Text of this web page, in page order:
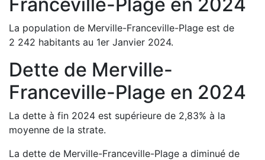
La population de Merville-Franceville-Plage est de
2 242 habitants au 1er Janvier 2024.
Dette de Merville-
Franceville-Plage en 2024
La dette à fin 2024 est supérieure de 2,83% à la
moyenne de la strate.
La dette de Merville-Franceville-Plage a diminué de